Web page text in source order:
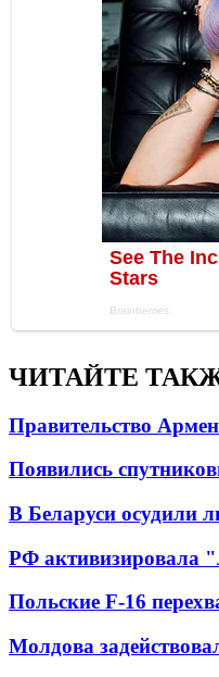
ЧИТАЙТЕ
Правительство
Появились
В Беларуси осудили
РФ активизировала
Польские F-16
Молдова